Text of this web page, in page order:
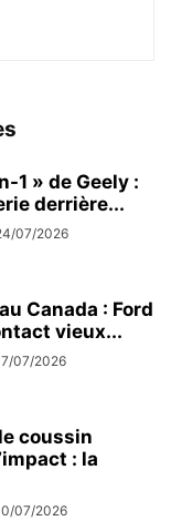
1 » de Geely :
derrière...
07/2026
Canada : Ford
vieux...
07/2026
coussin
: la
07/2026